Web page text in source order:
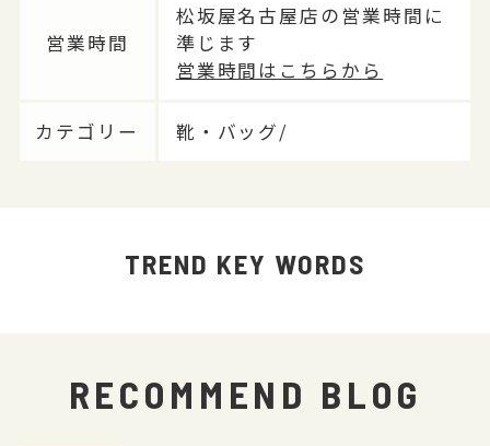
営業時間
松坂屋名古屋店の営業時間に
準じます
営業時間はこちらから
カテゴリー 靴・バッグ/
TREND KEY WORDS
RECOMMEND BLOG